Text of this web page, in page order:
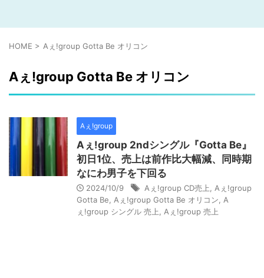
HOME > Aぇ!group Gotta Be オリコン
Aぇ!group Gotta Be オリコン
Aぇ!group
Aぇ!group 2ndシングル『Gotta Be』
初日1位、売上は前作比大幅減、同時期
なにわ男子を下回る
2024/10/9 Aぇ!group CD売上
Aぇ!group
Gotta Be
Aぇ!group Gotta Be オリコン
A
ぇ!group シングル 売上
Aぇ!group 売上